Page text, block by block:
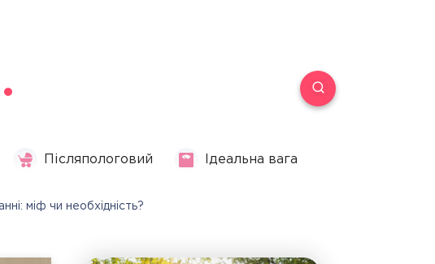
Післяпологовий Ідеальна вага
міф чи необхідність?